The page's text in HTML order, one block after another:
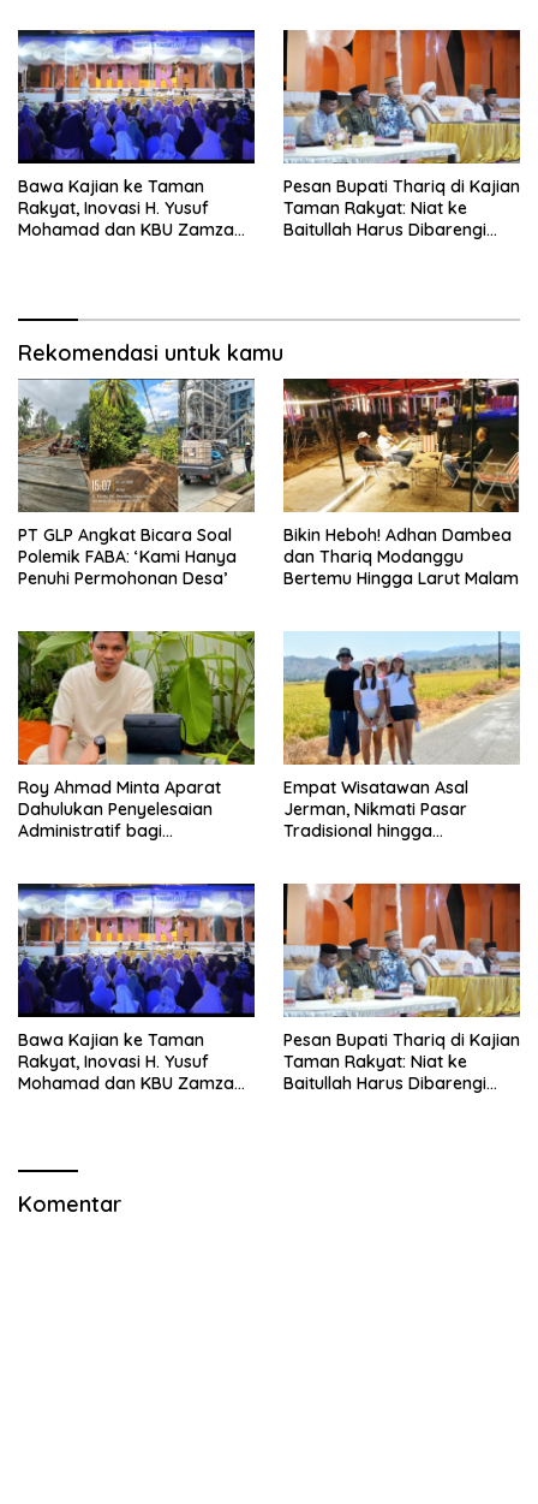
Bawa Kajian ke Taman
Rakyat, Inovasi H. Yusuf
Mohamad dan KBU Zamzam
Pesan Bupati Thariq di Kajian
Taman Rakyat: Niat ke
Baitullah Harus Dibarengi
Rekomendasi untuk kamu
PT GLP Angkat Bicara Soal
Polemik FABA: ‘Kami Hanya
Penuhi Permohonan Desa’
Bikin Heboh! Adhan Dambea
dan Thariq Modanggu
Bertemu Hingga Larut Malam
Roy Ahmad Minta Aparat
Dahulukan Penyelesaian
Administratif bagi
Empat Wisatawan Asal
Jerman, Nikmati Pasar
Tradisional hingga
Bawa Kajian ke Taman
Rakyat, Inovasi H. Yusuf
Mohamad dan KBU Zamzam
Pesan Bupati Thariq di Kajian
Taman Rakyat: Niat ke
Baitullah Harus Dibarengi
Komentar